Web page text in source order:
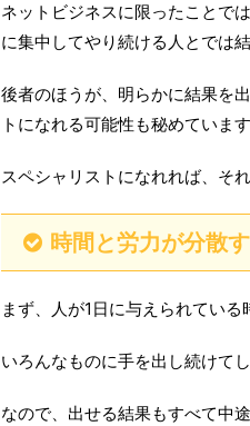
ネットビジネスに限ったことで
に集中してやり続ける人とでは
後者のほうが、明らかに結果を
トになれる可能性も秘めています
スペシャリストになれれば、そ
時間と労力が分散
まず、人が1日に与えられている
いろんなものに手を出し続けて
なので、出せる結果もすべて中